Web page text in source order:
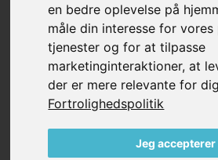
en bedre oplevelse på
måle din interesse for
tjenester og for at tilpasse
marketinginteraktioner,at
der er mere relevante for dig
Fortrolighedspolitik
Jeg accepterer
Sidekanalblæserne indeholder et
roterende pumpehjul inde i et
sider af pumpehjulet er der to
sidekanaler sammen med huset.
pumpehjul trækker luft ind
accelererer luften eller gassen
den derefter gennem udløbssiden,